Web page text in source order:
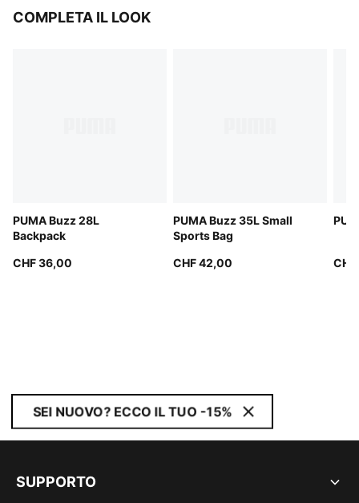
COMPLETA IL LOOK
PUMA Buzz 28L
Backpack
CHF 36,00
PUMA Buzz 35L Small
Sports Bag
CHF 42,00
SEI NUOVO? ECCO IL TUO -15%
SUPPORTO